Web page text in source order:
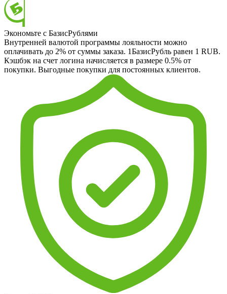
Экономьте с БазисРублями
Внутренней валютой программы лояльности можно
оплачивать до 2% от суммы заказа. 1БазисРубль равен 1 RUB.
Кэшбэк на счет логина начисляется в размере 0.5% от
покупки. Выгодные покупки для постоянных клиентов.